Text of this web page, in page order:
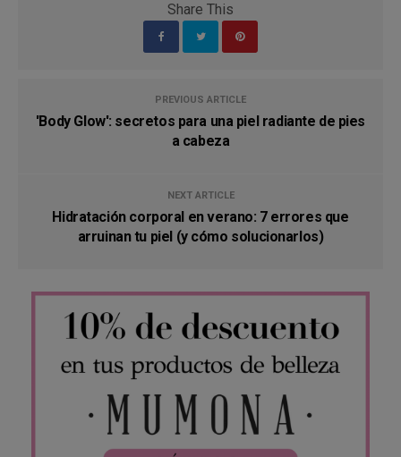
Share This
PREVIOUS ARTICLE
'Body Glow': secretos para una piel radiante de pies
a cabeza
NEXT ARTICLE
Hidratación corporal en verano: 7 errores que
arruinan tu piel (y cómo solucionarlos)